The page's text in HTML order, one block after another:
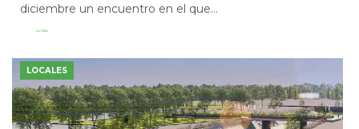
diciembre un encuentro en el que...
Leer Más
LOCALES